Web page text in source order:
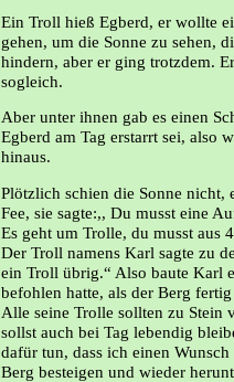
Ein Troll hieß Egberd, er wollte
gehen, um die Sonne zu sehen,
hindern, aber er ging trotzdem.
sogleich.
Aber unter ihnen gab es einen
Egberd am Tag erstarrt sei, also
hinaus.
Plötzlich schien die Sonne nicht,
Fee, sie sagte:,, Du musst eine
Es geht um Trolle, du musst aus
Der Troll namens Karl sagte zu
ein Troll übrig.“ Also baute Karl
befohlen hatte, als der Berg
Alle seine Trolle sollten zu Stein
sollst auch bei Tag lebendig
dafür tun, dass ich einen
Berg besteigen und wieder